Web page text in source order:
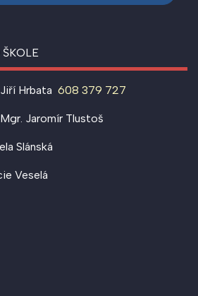
Hrbata 608 379 727
Jaromír Tlustoš
Slánská
Veselá